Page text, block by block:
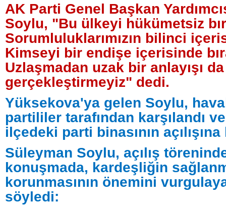
AK Parti Genel Başkan
Soylu, "Bu ülkeyi hükümetsiz
Sorumluluklarımızın bilinci
Kimseyi bir endişe içerisinde
Uzlaşmadan uzak bir anlayışı da
gerçekleştirmeyiz" dedi.
Yüksekova'ya gelen Soylu,
partililer tarafından karşılandı
ilçedeki parti binasının açılışına
Süleyman Soylu, açılış
konuşmada, kardeşliğin
korunmasının önemini
söyledi: